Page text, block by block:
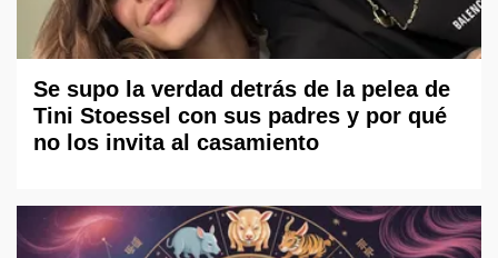
Se supo la verdad detrás de la pelea de
Tini Stoessel con sus padres y por qué
no los invita al casamiento